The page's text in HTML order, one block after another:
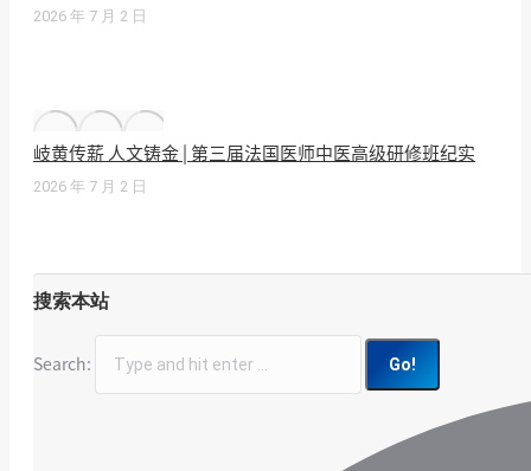
2026 年 7 月 2 日
岐黄传薪 人文铸金 | 第三届法国医师中医高级研修班纪实
2026 年 7 月 2 日
搜索本站
Search: